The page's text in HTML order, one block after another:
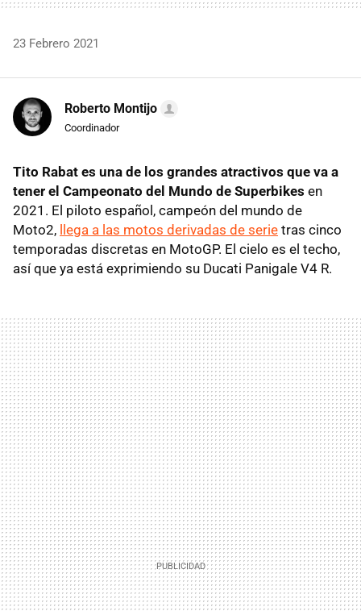
23 Febrero 2021
Roberto Montijo
Coordinador
Tito Rabat es una de los grandes atractivos que va a
tener el Campeonato del Mundo de Superbikes en
2021. El piloto español, campeón del mundo de
Moto2, llega a las motos derivadas de serie tras cinco
temporadas discretas en MotoGP. El cielo es el techo,
así que ya está exprimiendo su Ducati Panigale V4 R.